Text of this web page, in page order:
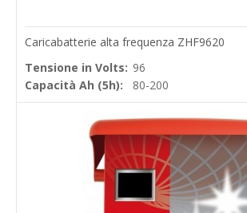
Caricabatterie alta frequenza ZHF9620
Tensione in Volts: 96
Capacità Ah (5h):
80-200